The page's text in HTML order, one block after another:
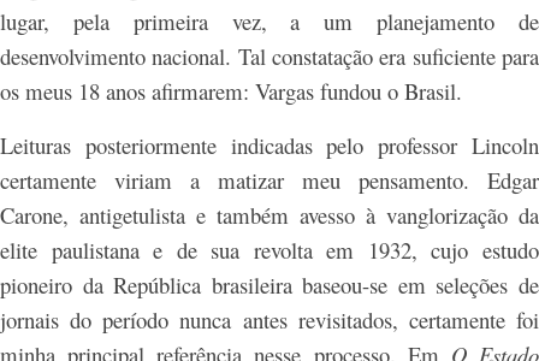
lugar, pela primeira vez, a um planejamento de
desenvolvimento nacional. Tal constatação era suficiente para
os meus 18 anos afirmarem: Vargas fundou o Brasil.
Leituras posteriormente indicadas pelo professor Lincoln
certamente viriam a matizar meu pensamento. Edgar
Carone, antigetulista e também avesso à vanglorização da
elite paulistana e de sua revolta em 1932, cujo estudo
pioneiro da República brasileira baseou-se em seleções de
jornais do período nunca antes revisitados, certamente foi
minha principal referência nesse processo. Em O Estado